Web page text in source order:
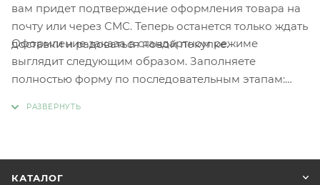
вам придет подтверждение оформления товара на
почту или через СМС. Теперь останется только ждать
доставки и радоваться новой покупке.
Оформление заказа в стандартном режиме
выглядит следующим образом. Заполняете
полностью форму по последовательным этапам:
КАТАЛОГ